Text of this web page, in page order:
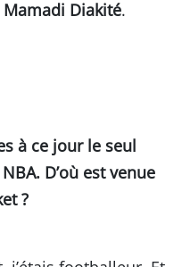
Diakité.
à ce jour le seul
D’où est venue
?